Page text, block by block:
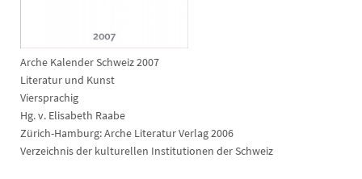
Arche Kalender Schweiz 2007
Literatur und Kunst
Viersprachig
Hg. v. Elisabeth Raabe
Zürich-Hamburg: Arche Literatur Verlag 2006
Verzeichnis der kulturellen Institutionen der Schweiz